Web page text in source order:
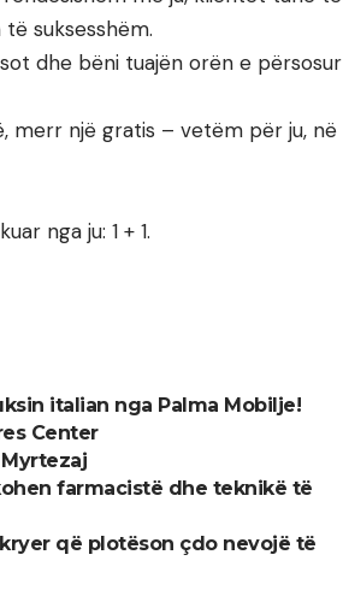
suksesshëm.
dhe bëni tuajën orën e
merr një gratis – vetëm për ju, në
nga ju: 1 + 1.
italian nga Palma Mobilje!
Center
farmacistë dhe teknikë të
që plotëson çdo nevojë të